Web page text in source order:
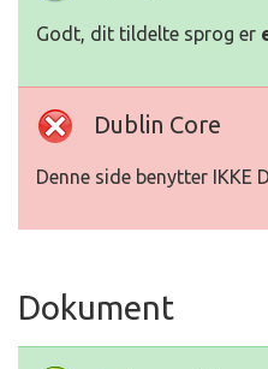
Godt, dit tildelte sprog er
Dublin Core
Denne side benytter IKKE
Dokument